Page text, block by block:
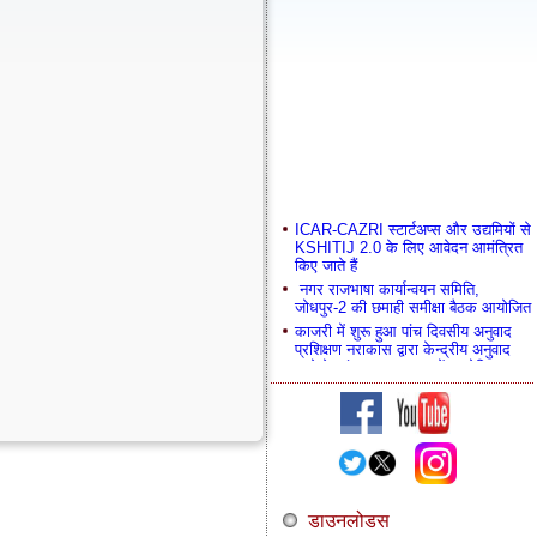
ICAR-CAZRI स्टार्टअप्स और उद्यमियों से
KSHITIJ 2.0 के लिए आवेदन आमंत्रित
किए जाते हैं
नगर राजभाषा कार्यान्वयन समिति,
जोधपुर-2 की छमाही समीक्षा बैठक आयोजित
काजरी में शुरू हुआ पांच दिवसीय अनुवाद
प्रशिक्षण नराकास द्वारा केन्द्रीय अनुवाद
ब्यूरो के संयुक्त तत्वावधान में आयोजित
अनुसूचित जाति उपयोजना (SCSP) के
अंतर्गत कृषि आदानों का वितरण एवं खरीफ
फसलों की उन्नत तकनीकों पर कृषक
प्रशिक्षण कार्यक्रम
भा.कृ.अनु.प.- केंद्रीय शुष्क क्षेत्र अनुसंधान
संस्थान (ICAR-CAZRI), जोधपुर
यूडीसी (UDC) पद पर पदोन्नति/नियुक्ति हेतु
डाउनलोडस